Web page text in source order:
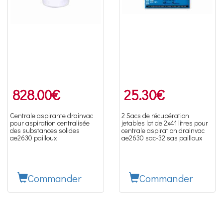
828.00€
Centrale aspirante drainvac
pour aspiration centralisée
des substances solides
ae2630 pailloux
Commander
25.30€
2 Sacs de récupération
jetables lot de 2x41 litres pour
centrale aspiration drainvac
ae2630 sac-32 sas pailloux
Commander